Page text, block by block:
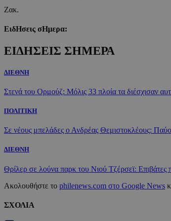
Ζακ.
ΕιδΗσεις σΗμερα:
ΕΙΔΗΣΕΙΣ ΣΗΜΕΡΑ
ΔΙΕΘΝΗ
Στενά του Ορμούζ: Μόλις 33 πλοία τα διέσχισαν
ΠΟΛΙΤΙΚΗ
Σε νέους μπελάδες ο Ανδρέας Θεμιστοκλέους:
ΔΙΕΘΝΗ
Θρίλερ σε λούνα παρκ του Νιού Τζέρσεϊ: Επιβάτες
Ακολουθήστε το philenews.com στο Google News
ΣΧΟΛΙΑ